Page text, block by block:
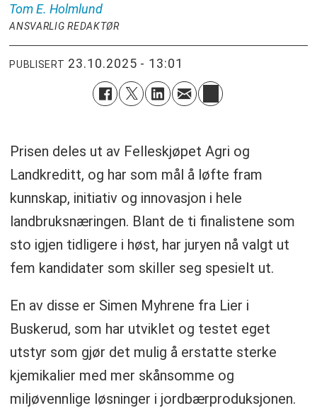
Tom E. Holmlund
ANSVARLIG REDAKTØR
PUBLISERT 23.10.2025 - 13:01
Prisen deles ut av Felleskjøpet Agri og
Landkreditt, og har som mål å løfte fram
kunnskap, initiativ og innovasjon i hele
landbruksnæringen. Blant de ti finalistene som
sto igjen tidligere i høst, har juryen nå valgt ut
fem kandidater som skiller seg spesielt ut.
En av disse er Simen Myhrene fra Lier i
Buskerud, som har utviklet og testet eget
utstyr som gjør det mulig å erstatte sterke
kjemikalier med mer skånsomme og
miljøvennlige løsninger i jordbærproduksjonen.